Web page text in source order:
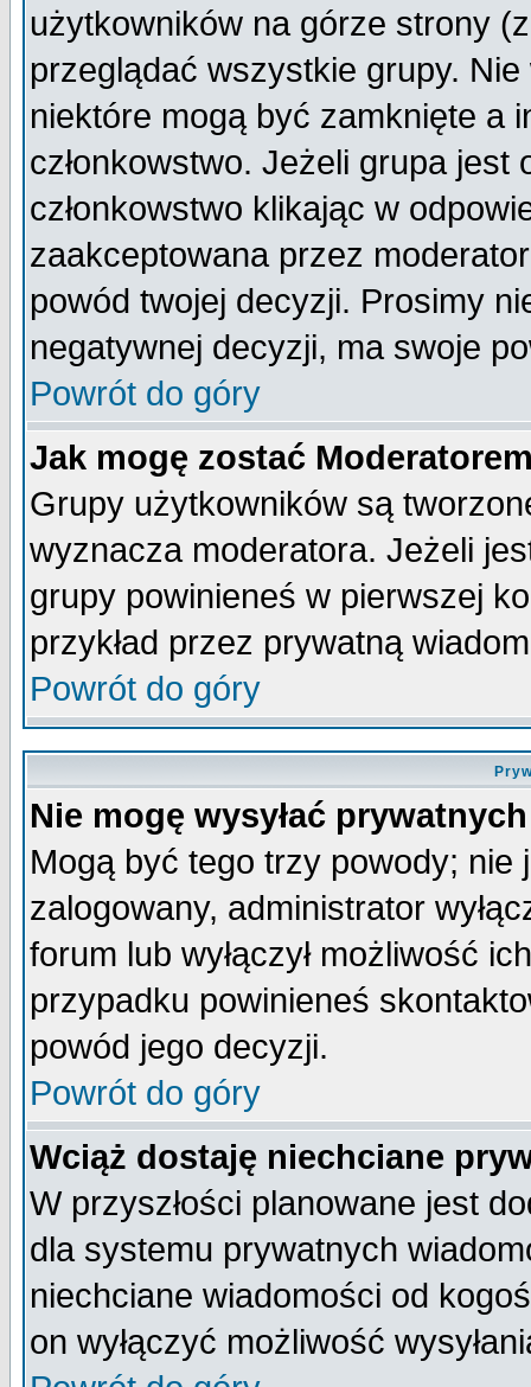
użytkowników na górze strony
przeglądać wszystkie grupy.
niektóre mogą być zamknięte a
członkowstwo. Jeżeli grupa
członkowstwo klikając w
zaakceptowana przez
powód twojej decyzji. Prosimy
negatywnej decyzji, ma swoje
Powrót do góry
Jak mogę zostać
Grupy użytkowników są
wyznacza moderatora. Jeżeli
grupy powinieneś w pierwszej
przykład przez prywatną
Powrót do góry
Nie mogę wysyłać
Mogą być tego trzy powody;
zalogowany, administrator
forum lub wyłączył możliwość
przypadku powinieneś
powód jego decyzji.
Powrót do góry
Wciąż dostaję niechciane
W przyszłości planowane jest
dla systemu prywatnych
niechciane wiadomości od
on wyłączyć możliwość